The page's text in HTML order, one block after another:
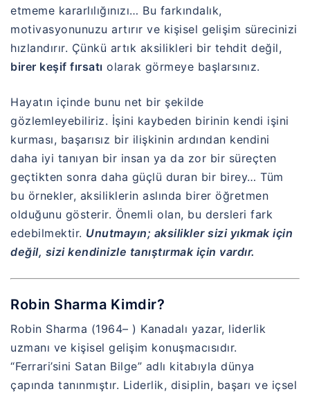
etmeme kararlılığınızı… Bu farkındalık,
motivasyonunuzu artırır ve kişisel gelişim sürecinizi
hızlandırır. Çünkü artık aksilikleri bir tehdit değil,
birer keşif fırsatı olarak görmeye başlarsınız.
Hayatın içinde bunu net bir şekilde
gözlemleyebiliriz. İşini kaybeden birinin kendi işini
kurması, başarısız bir ilişkinin ardından kendini
daha iyi tanıyan bir insan ya da zor bir süreçten
geçtikten sonra daha güçlü duran bir birey… Tüm
bu örnekler, aksiliklerin aslında birer öğretmen
olduğunu gösterir. Önemli olan, bu dersleri fark
edebilmektir. Unutmayın; aksilikler sizi yıkmak için
değil, sizi kendinizle tanıştırmak için vardır.
Robin Sharma Kimdir?
Robin Sharma (1964– ) Kanadalı yazar, liderlik
uzmanı ve kişisel gelişim konuşmacısıdır.
“Ferrari’sini Satan Bilge” adlı kitabıyla dünya
çapında tanınmıştır. Liderlik, disiplin, başarı ve içsel